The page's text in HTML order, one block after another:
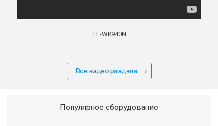
TL-WR940N
Все видео раздела
Популярное оборудование